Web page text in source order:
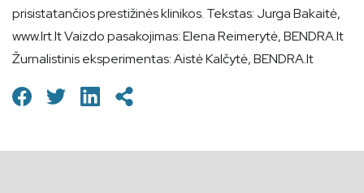
prisistatančios prestižinės klinikos. Tekstas: Jurga Bakaitė,
www.lrt.lt Vaizdo pasakojimas: Elena Reimerytė, BENDRA.lt
Žurnalistinis eksperimentas: Aistė Kalčytė, BENDRA.lt